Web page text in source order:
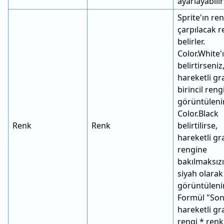
Renk Renk
Sprite'ın
çarpılacak
belirler.
Color.White'ı
belirtirseniz,
hareketli
birincil
Color.Black
belirtilirse,
hareketli
rengine
siyah olarak
Formül
hareketli
rengi *